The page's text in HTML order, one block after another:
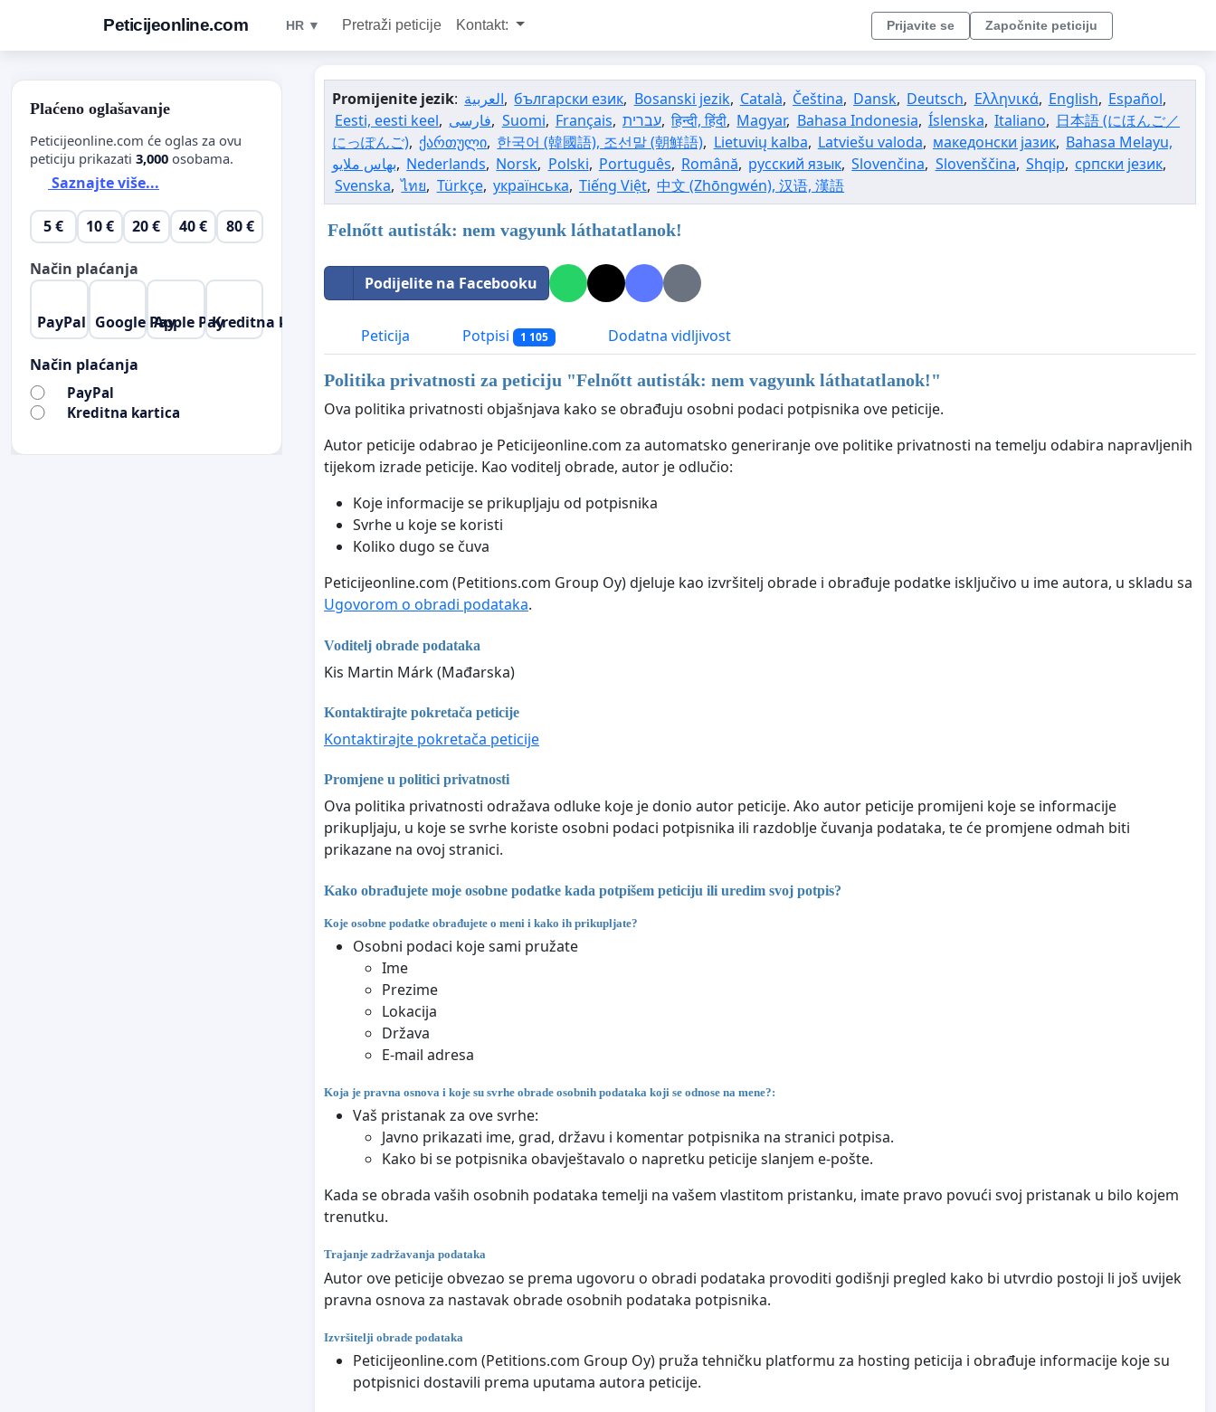
Peticijeonline.com HR ▼ Pretraži peticije Kontakt: Prijavite se Započnite peticiju
Promijenite jezik: العربية, български език, Bosanski jezik, Català, Čeština, Dansk, Deutsch, Ελληνικά, English, Español,
Eesti, eesti keel, فارسی, Suomi, Français, עברית, हिन्दी, हिंदी, Magyar, Bahasa Indonesia, Íslenska, Italiano, 日本語 (にほんご／
にっぽんご), ქართული, 한국어 (韓國語), 조선말 (朝鮮語), Lietuvių kalba, Latviešu valoda, македонски јазик, Bahasa Melayu,
, Nederlands, Norsk, Polski, Português, Română, русский язык, Slovenčina, Slovenščina, Shqip, српски језик,
Svenska, ไทย, Türkçe, українська, Tiếng Việt, 中文 (Zhōngwén), 汉语, 漢語
Felnőtt autisták: nem vagyunk láthatatlanok!
Podijelite na Facebooku
Peticija Potpisi 1 105 Dodatna vidljivost
Politika privatnosti za peticiju "Felnőtt autisták: nem vagyunk láthatatlanok!"
Ova politika privatnosti objašnjava kako se obrađuju osobni podaci potpisnika ove peticije.
Autor peticije odabrao je Peticijeonline.com za automatsko generiranje ove politike privatnosti na temelju odabira napravljenih
tijekom izrade peticije. Kao voditelj obrade, autor je odlučio:
Koje informacije se prikupljaju od potpisnika
Svrhe u koje se koristi
Koliko dugo se čuva
Peticijeonline.com (Petitions.com Group Oy) djeluje kao izvršitelj obrade i obrađuje podatke isključivo u ime autora, u skladu sa
Ugovorom o obradi podataka.
Voditelj obrade podataka
Kis Martin Márk (Mađarska)
Kontaktirajte pokretača peticije
Kontaktirajte pokretača peticije
Promjene u politici privatnosti
Ova politika privatnosti odražava odluke koje je donio autor peticije. Ako autor peticije promijeni koje se informacije
prikupljaju, u koje se svrhe koriste osobni podaci potpisnika ili razdoblje čuvanja podataka, te će promjene odmah biti
prikazane na ovoj stranici.
Kako obrađujete moje osobne podatke kada potpišem peticiju ili uredim svoj potpis?
Koje osobne podatke obrađujete o meni i kako ih prikupljate?
Osobni podaci koje sami pružate
Ime
Prezime
Lokacija
Država
E-mail adresa
Koja je pravna osnova i koje su svrhe obrade osobnih podataka koji se odnose na mene?:
Vaš pristanak za ove svrhe:
Javno prikazati ime, grad, državu i komentar potpisnika na stranici potpisa.
Kako bi se potpisnika obavještavalo o napretku peticije slanjem e-pošte.
Kada se obrada vaših osobnih podataka temelji na vašem vlastitom pristanku, imate pravo povući svoj pristanak u bilo kojem
trenutku.
Trajanje zadržavanja podataka
Autor ove peticije obvezao se prema ugovoru o obradi podataka provoditi godišnji pregled kako bi utvrdio postoji li još uvijek
pravna osnova za nastavak obrade osobnih podataka potpisnika.
Izvršitelji obrade podataka
Peticijeonline.com (Petitions.com Group Oy) pruža tehničku platformu za hosting peticija i obrađuje informacije koje su
potpisnici dostavili prema uputama autora peticije.
Plaćeno oglašavanje
Peticijeonline.com će oglas za ovu
peticiju prikazati 3,000 osobama.
Saznajte više...
5 € 10 € 20 € 40 € 80 €
Način plaćanja
PayPal Google PayApple PayKreditna kartica
Način plaćanja
PayPal
Kreditna kartica